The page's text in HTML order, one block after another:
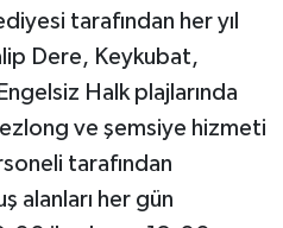
tarafından her yıl
Dere, Keykubat,
Halk plajlarında
ve şemsiye hizmeti
tarafından
alanları her gün